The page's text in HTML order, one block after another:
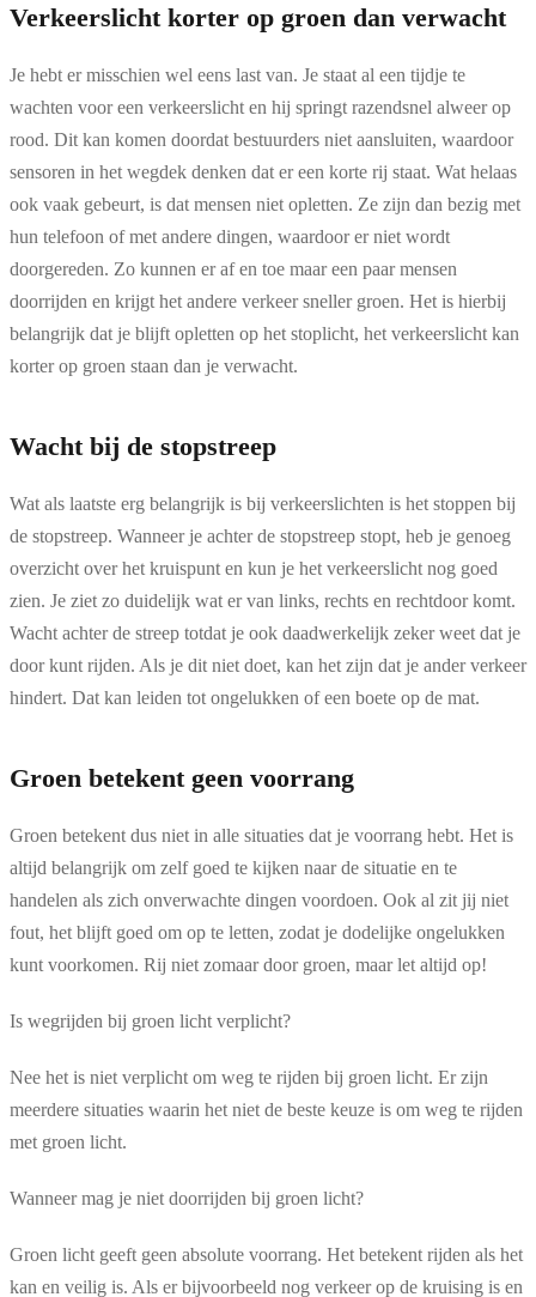
Verkeerslicht korter op groen dan verwacht
Je hebt er misschien wel eens last van. Je staat al een tijdje te
wachten voor een verkeerslicht en hij springt razendsnel alweer op
rood. Dit kan komen doordat bestuurders niet aansluiten, waardoor
sensoren in het wegdek denken dat er een korte rij staat. Wat helaas
ook vaak gebeurt, is dat mensen niet opletten. Ze zijn dan bezig met
hun telefoon of met andere dingen, waardoor er niet wordt
doorgereden. Zo kunnen er af en toe maar een paar mensen
doorrijden en krijgt het andere verkeer sneller groen. Het is hierbij
belangrijk dat je blijft opletten op het stoplicht, het verkeerslicht kan
korter op groen staan dan je verwacht.
Wacht bij de stopstreep
Wat als laatste erg belangrijk is bij verkeerslichten is het stoppen bij
de stopstreep. Wanneer je achter de stopstreep stopt, heb je genoeg
overzicht over het kruispunt en kun je het verkeerslicht nog goed
zien. Je ziet zo duidelijk wat er van links, rechts en rechtdoor komt.
Wacht achter de streep totdat je ook daadwerkelijk zeker weet dat je
door kunt rijden. Als je dit niet doet, kan het zijn dat je ander verkeer
hindert. Dat kan leiden tot ongelukken of een boete op de mat.
Groen betekent geen voorrang
Groen betekent dus niet in alle situaties dat je voorrang hebt. Het is
altijd belangrijk om zelf goed te kijken naar de situatie en te
handelen als zich onverwachte dingen voordoen. Ook al zit jij niet
fout, het blijft goed om op te letten, zodat je dodelijke ongelukken
kunt voorkomen. Rij niet zomaar door groen, maar let altijd op!
Is wegrijden bij groen licht verplicht?
Nee het is niet verplicht om weg te rijden bij groen licht. Er zijn
meerdere situaties waarin het niet de beste keuze is om weg te rijden
met groen licht.
Wanneer mag je niet doorrijden bij groen licht?
Groen licht geeft geen absolute voorrang. Het betekent rijden als het
kan en veilig is. Als er bijvoorbeeld nog verkeer op de kruising is en